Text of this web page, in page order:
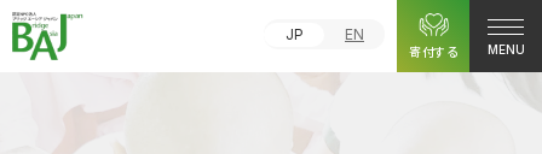
JP
EN
寄付する
MENU